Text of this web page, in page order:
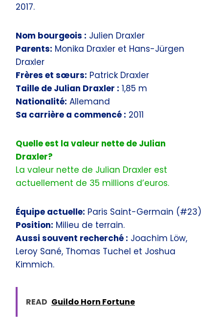
2017.
Nom bourgeois : Julien Draxler
Parents: Monika Draxler et Hans-Jürgen
Draxler
Frères et sœurs: Patrick Draxler
Taille de Julian Draxler : 1,85 m
Nationalité: Allemand
Sa carrière a commencé : 2011
Quelle est la valeur nette de Julian
Draxler?
La valeur nette de Julian Draxler est
actuellement de 35 millions d’euros.
Équipe actuelle: Paris Saint-Germain (#23)
Position: Milieu de terrain.
Aussi souvent recherché : Joachim Löw,
Leroy Sané, Thomas Tuchel et Joshua
Kimmich.
READ Guildo Horn Fortune